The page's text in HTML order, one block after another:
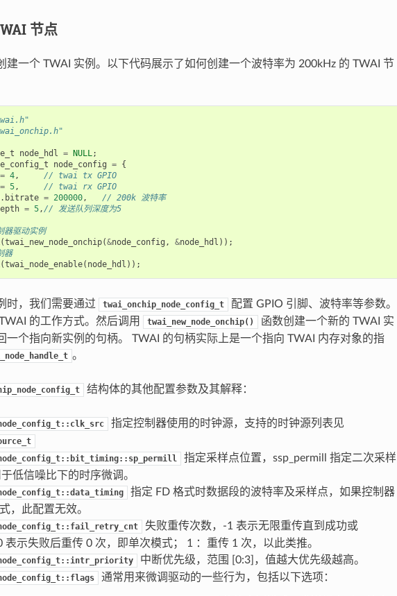
节点
建一个 TWAI 实例。以下代码展示了如何创建一个波特率为 200kHz 的 TWAI 节
node_hdl = NULL;
node_config = {
= 4,
// twai tx GPIO
= 5,
// twai rx GPIO
. bitrate = 200000,
// 200k 波特率
= 5,// 发送队列深度为5
驱动实例
(twai_new_node_onchip(&node_config , &node_hdl ));
器
(twai_node_enable( node_hdl ));
时，我们需要通过 twai_onchip_node_config_t
配置 GPIO 引脚、波特率等参数。
的工作方式。然后调用
twai_new_node_onchip()
函数创建一个新的 TWAI 实
一个指向新实例的句柄。 TWAI 的句柄实际上是一个指向 TWAI 内存对象的指
。
结构体的其他配置参数及其解释：
指定控制器使用的时钟源，支持的时钟源列表见
指定采样点位置，ssp_permill 指定二次采样
低信噪比下的时序微调。
指定 FD 格式时数据段的波特率及采样点，如果控制器
，此配置无效。
失败重传次数，-1 表示无限重传直到成功或
表示失败后重传 0 次，即单次模式； 1 ：重传 1 次，以此类推。
中断优先级，范围 [0:3]，值越大优先级越高。
通常用来微调驱动的一些行为，包括以下选项：